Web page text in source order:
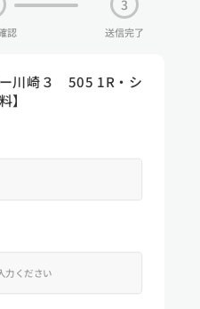
認
3
送信完了
川崎３ 505 1R・シ
】